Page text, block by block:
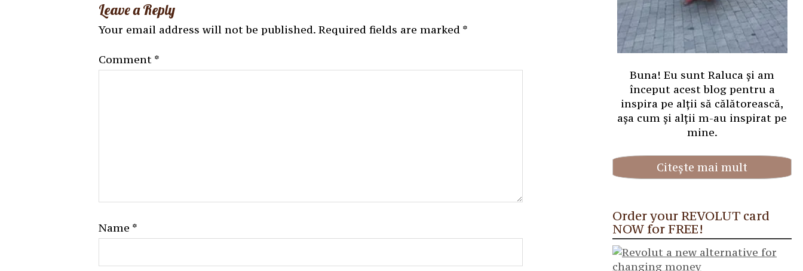
Leave a Reply
Your email address will not be published. Required fields are marked *
Comment *
Name *
Buna! Eu sunt Raluca și am
început acest blog pentru a
inspira pe alții să călătorească,
așa cum și alții m-au inspirat pe
mine.
Citește mai mult
Order your REVOLUT card
NOW for FREE!